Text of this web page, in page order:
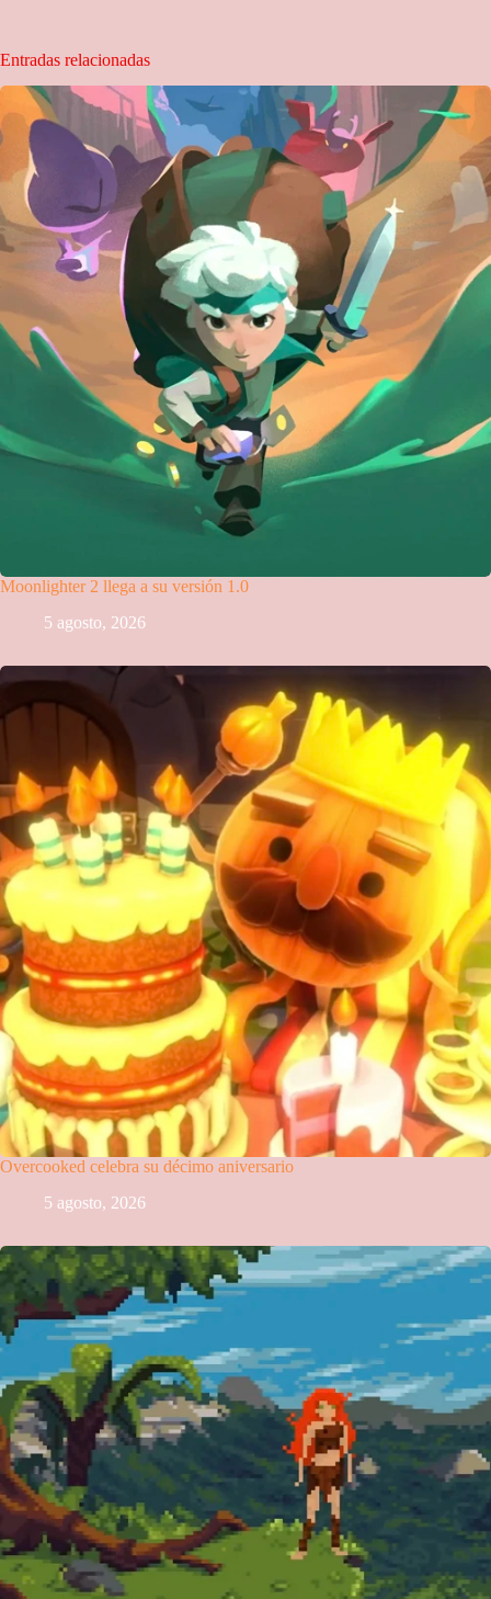
Entradas relacionadas
Moonlighter 2 llega a su versión 1.0
5 agosto, 2026
Overcooked celebra su décimo aniversario
5 agosto, 2026